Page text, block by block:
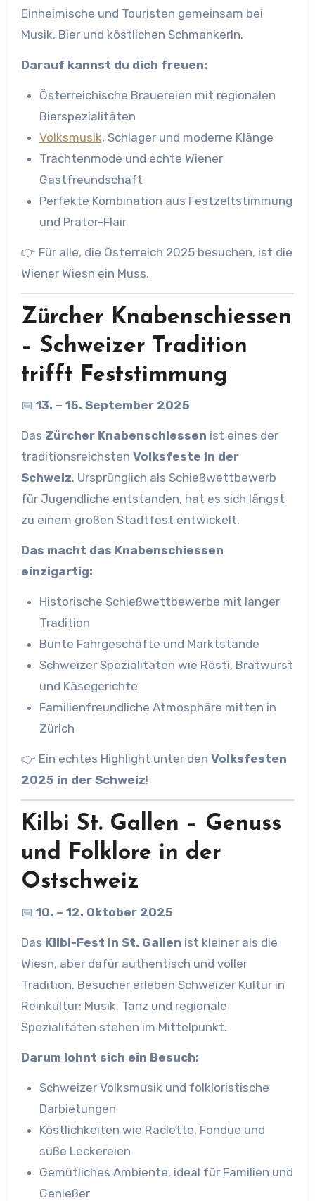
Einheimische und Touristen gemeinsam bei
Musik, Bier und köstlichen Schmankerln.
Darauf kannst du dich freuen:
Österreichische Brauereien mit regionalen
Bierspezialitäten
Volksmusik, Schlager und moderne Klänge
Trachtenmode und echte Wiener
Gastfreundschaft
Perfekte Kombination aus Festzeltstimmung
und Prater-Flair
👉 Für alle, die Österreich 2025 besuchen, ist die
Wiener Wiesn ein Muss.
Zürcher Knabenschiessen
– Schweizer Tradition
trifft Feststimmung
📅 13. – 15. September 2025
Das Zürcher Knabenschiessen ist eines der
traditionsreichsten Volksfeste in der
Schweiz. Ursprünglich als Schießwettbewerb
für Jugendliche entstanden, hat es sich längst
zu einem großen Stadtfest entwickelt.
Das macht das Knabenschiessen
einzigartig:
Historische Schießwettbewerbe mit langer
Tradition
Bunte Fahrgeschäfte und Marktstände
Schweizer Spezialitäten wie Rösti, Bratwurst
und Käsegerichte
Familienfreundliche Atmosphäre mitten in
Zürich
👉 Ein echtes Highlight unter den Volksfesten
2025 in der Schweiz!
Kilbi St. Gallen – Genuss
und Folklore in der
Ostschweiz
📅 10. – 12. Oktober 2025
Das Kilbi-Fest in St. Gallen ist kleiner als die
Wiesn, aber dafür authentisch und voller
Tradition. Besucher erleben Schweizer Kultur in
Reinkultur: Musik, Tanz und regionale
Spezialitäten stehen im Mittelpunkt.
Darum lohnt sich ein Besuch:
Schweizer Volksmusik und folkloristische
Darbietungen
Köstlichkeiten wie Raclette, Fondue und
süße Leckereien
Gemütliches Ambiente, ideal für Familien und
Genießer